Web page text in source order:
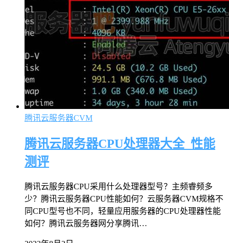
腾讯云服务器CVM
腾讯云服务器CPU处理器大全_性能
测评
腾讯云服务器CPU采用什么处理器型号？主频睿频多
少？腾讯云服务器CPU性能如何？云服务器CVM规格不
同CPU型号也不同，轻量应用服务器的CPU处理器性能
如何？腾讯云服务器网分享腾讯…